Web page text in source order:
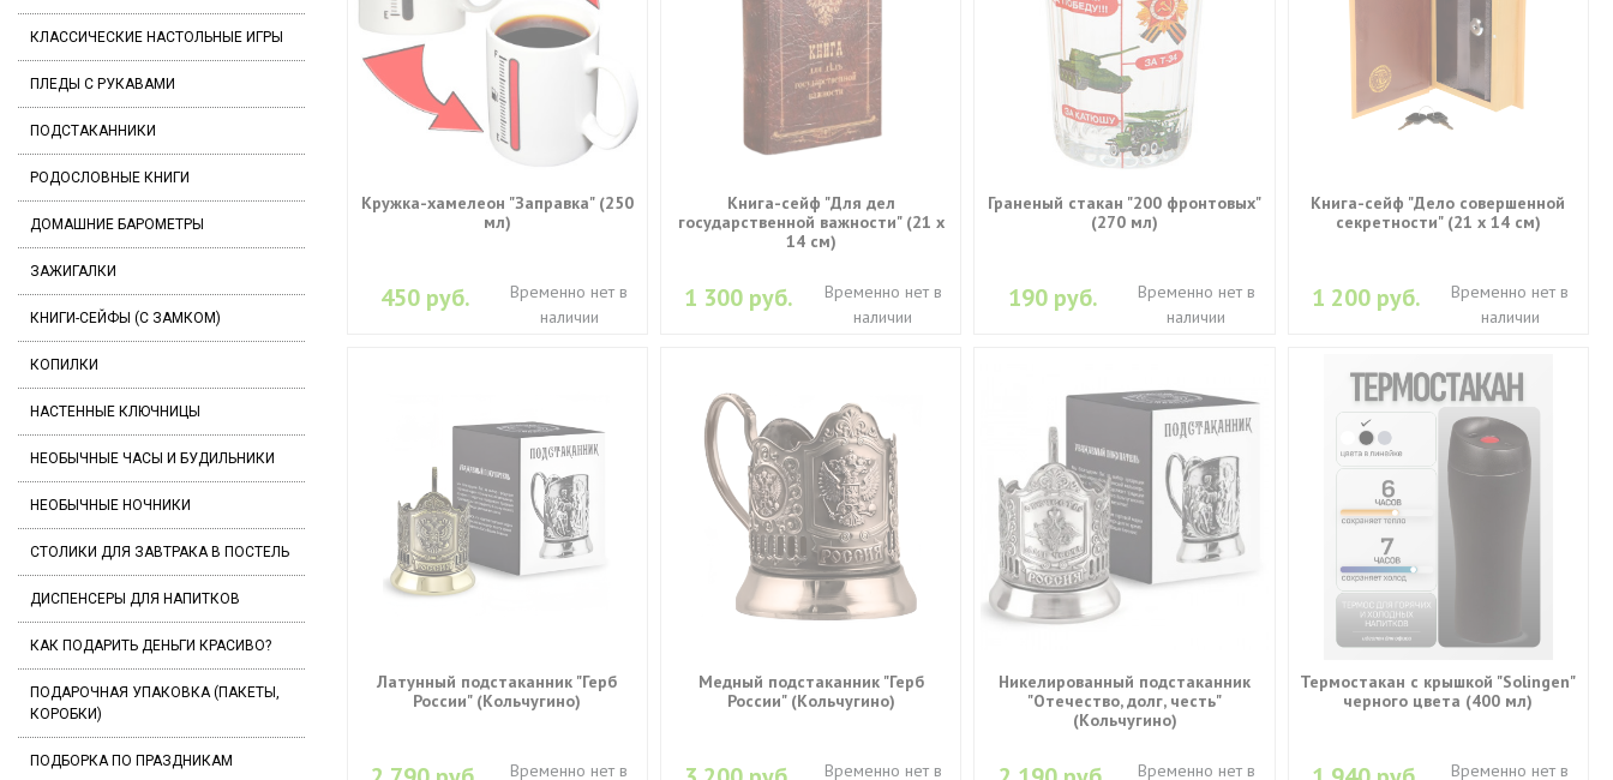
КЛАССИЧЕСКИЕ НАСТОЛЬНЫЕ ИГРЫ
ПЛЕДЫ С РУКАВАМИ
ПОДСТАКАННИКИ
РОДОСЛОВНЫЕ КНИГИ
ДОМАШНИЕ БАРОМЕТРЫ
ЗАЖИГАЛКИ
КНИГИ-СЕЙФЫ (С ЗАМКОМ)
КОПИЛКИ
НАСТЕННЫЕ КЛЮЧНИЦЫ
НЕОБЫЧНЫЕ ЧАСЫ И БУДИЛЬНИКИ
НЕОБЫЧНЫЕ НОЧНИКИ
СТОЛИКИ ДЛЯ ЗАВТРАКА В ПОСТЕЛЬ
ДИСПЕНСЕРЫ ДЛЯ НАПИТКОВ
КАК ПОДАРИТЬ ДЕНЬГИ КРАСИВО?
ПОДАРОЧНАЯ УПАКОВКА (ПАКЕТЫ,
КОРОБКИ)
ПОДБОРКА ПО ПРАЗДНИКАМ
Кружка-хамелеон "Заправка" (250
мл)
450 руб.
Временно нет в
наличии
Книга-сейф "Для дел
государственной важности" (21 х
14 см)
1 300 руб.
Временно нет в
наличии
Граненый стакан "200 фронтовых"
(270 мл)
190 руб.
Временно нет в
наличии
Книга-сейф "Дело совершенной
секретности" (21 х 14 см)
1 200 руб.
Временно нет в
наличии
Латунный подстаканник "Герб
России" (Кольчугино)
Временно нет в
Медный подстаканник "Герб
России" (Кольчугино)
Временно нет в
Никелированный подстаканник
"Отечество, долг, честь"
(Кольчугино)
Временно нет в
Термостакан с крышкой "Solingen"
черного цвета (400 мл)
Временно нет в